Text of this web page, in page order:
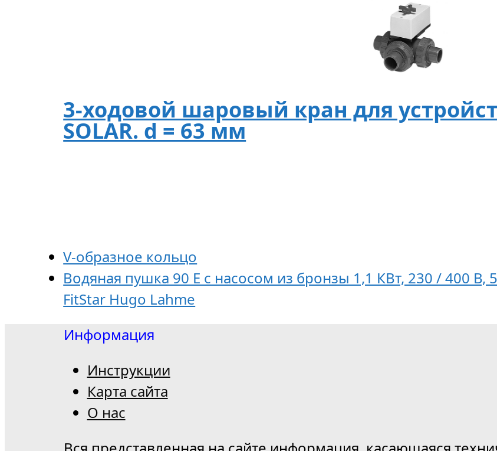
3-ходовой шаровый кран для
SOLAR. d = 63 мм
V-образное кольцо
Водяная пушка 90 Е с насосом из бронзы 1,1 КВт, 230 / 400
FitStar Hugo Lahme
Информация
Инструкции
Карта сайта
О нас